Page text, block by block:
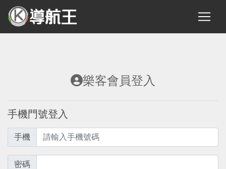
樂客會員登入
手機門號登入
手機
密碼